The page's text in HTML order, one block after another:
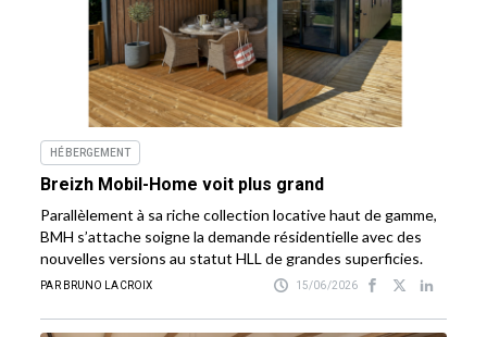
HÉBERGEMENT
Breizh Mobil-Home voit plus grand
Parallèlement à sa riche collection locative haut de gamme,
BMH s’attache soigne la demande résidentielle avec des
nouvelles versions au statut HLL de grandes superficies.
PAR BRUNO LACROIX 15/06/2026